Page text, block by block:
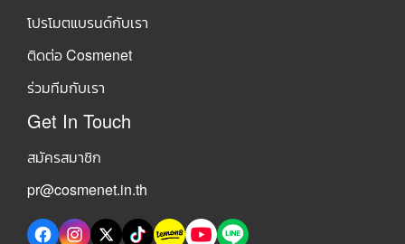
โปรโมตแบรนด์กับเรา
ติดต่อ Cosmenet
ร่วมทีมกับเรา
Get In Touch
สมัครสมาชิก
pr@cosmenet.in.th